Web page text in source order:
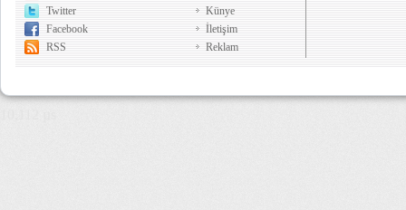
Twitter
Facebook
RSS
Künye
İletişim
Reklam